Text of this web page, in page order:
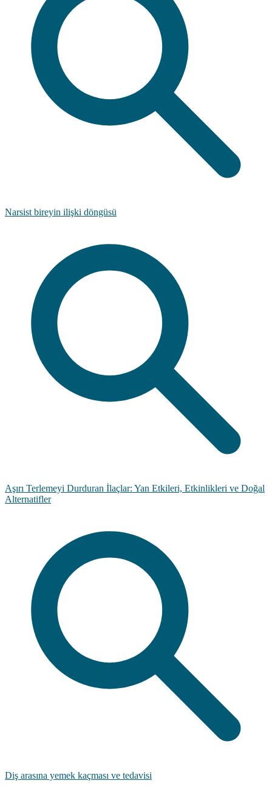
Narsist bireyin ilişki döngüsü
Aşırı Terlemeyi Durduran İlaçlar: Yan Etkileri, Etkinlikleri ve Doğal
Alternatifler
Diş arasına yemek kaçması ve tedavisi